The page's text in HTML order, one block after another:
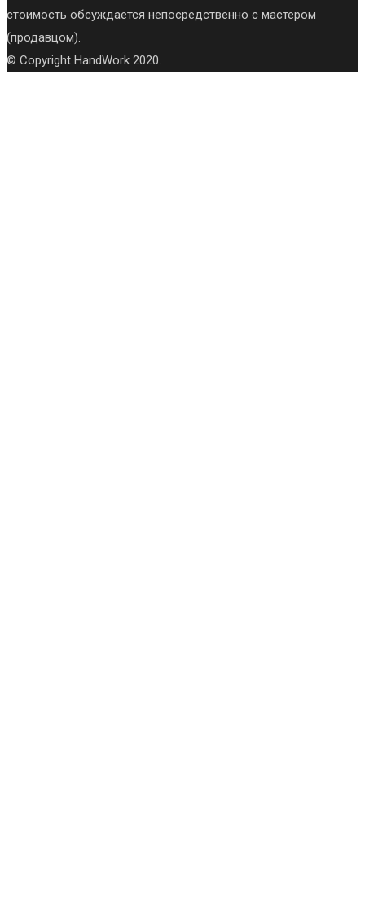
стоимость обсуждается непосредственно с мастером
(продавцом).
© Copyright HandWork 2020.